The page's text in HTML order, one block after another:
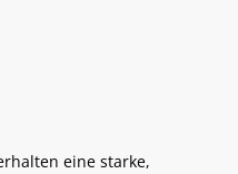
eine starke,